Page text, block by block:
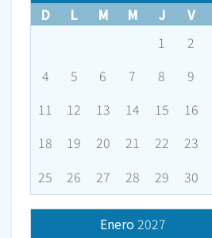
D
L M M J V
1
2
4
5 6 7 8 9
11
12 13 14 15 16
18
19 20 21 22 23
25
26 27 28 29 30
Enero2027